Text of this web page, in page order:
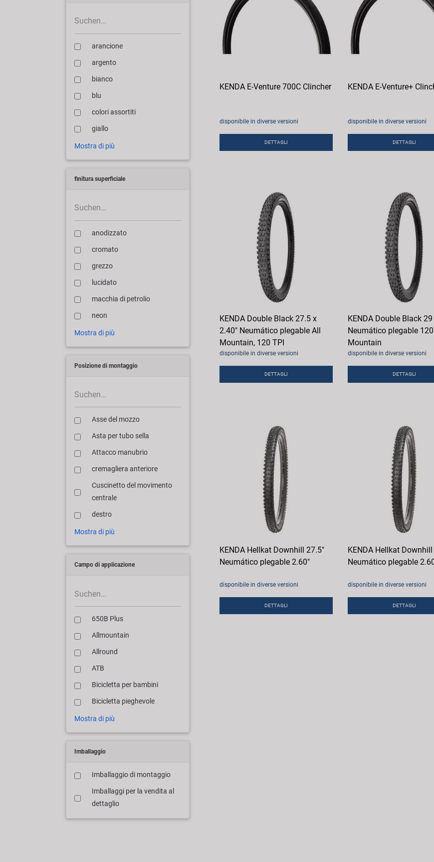
arancione
argento
bianco
blu
colori assortiti
giallo
Mostra di più
finitura superficiale
anodizzato
cromato
grezzo
lucidato
macchia di petrolio
neon
Mostra di più
Posizione di montaggio
Asse del mozzo
Asta per tubo sella
Attacco manubrio
cremagliera anteriore
Cuscinetto del movimento
centrale
destro
Mostra di più
Campo di applicazione
650B Plus
Allmountain
Allround
ATB
Bicicletta per bambini
Bicicletta pieghevole
Mostra di più
Imballaggio
Imballaggio di montaggio
Imballaggi per la vendita al
dettaglio
KENDA E-Venture 700C Clincher
disponibile in diverse versioni
DETTAGLI
KENDA E-Venture+
disponibile in diverse versioni
DETTAGLI
KENDA Double Black 27.5 x
2.40" Neumático plegable All
Mountain, 120 TPI
disponibile in diverse versioni
DETTAGLI
KENDA Double Black
Neumático plegable
Mountain
disponibile in diverse versioni
DETTAGLI
KENDA Hellkat Downhill 27.5"
Neumático plegable 2.60"
disponibile in diverse versioni
DETTAGLI
KENDA Hellkat
Neumático plegable
disponibile in diverse versioni
DETTAGLI